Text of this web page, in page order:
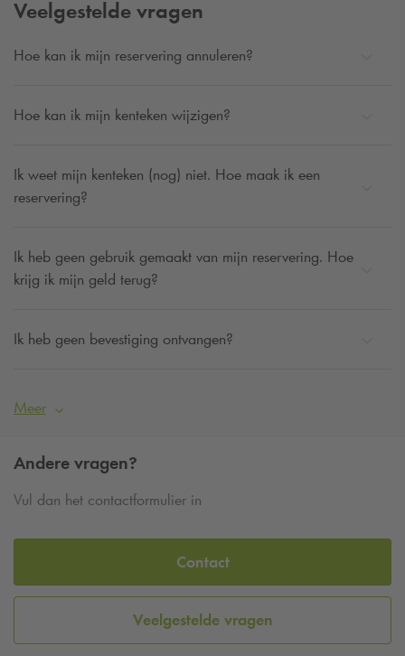
Veelgestelde vragen
Hoe kan ik mijn reservering annuleren?
Hoe kan ik mijn kenteken wijzigen?
Ik weet mijn kenteken (nog) niet. Hoe maak ik een
reservering?
Ik heb geen gebruik gemaakt van mijn reservering. Hoe
krijg ik mijn geld terug?
Ik heb geen bevestiging ontvangen?
Meer
Andere vragen?
Vul dan het contactformulier in
Contact
Veelgestelde vragen